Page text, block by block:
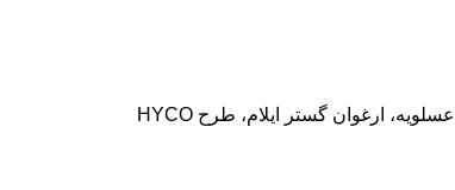
خبرحرفه ای/مدیرعامل شرکت صنایع پتروشیمی خلیج فارس گفت: پیش‌بینی شده که امسال ۶ پروژه پتروشیمی‌های آپادانا، هنگام واجحد اوره، صدف عسلویه، ارغوان گستر ایلام، طرح HYCO